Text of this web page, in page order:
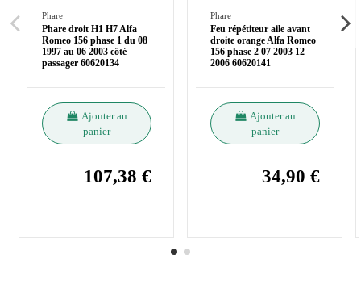
Phare
Phare droit H1 H7 Alfa
Romeo 156 phase 1 du 08
1997 au 06 2003 côté
passager 60620134
Ajouter au
panier
107,38 €
Phare
Feu répétiteur aile avant
droite orange Alfa Romeo
156 phase 2 07 2003 12
2006 60620141
Ajouter au
panier
34,90 €